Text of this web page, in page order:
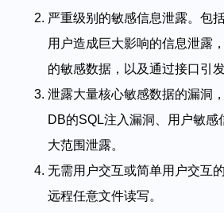
严重级别的敏感信息泄露。包
用户造成巨大影响的信息泄露
的敏感数据，以及通过接口引
泄露大量核心敏感数据的漏洞
DB的SQL注入漏洞、用户敏感
大范围泄露。
无需用户交互或简单用户交互
远程任意文件读写。